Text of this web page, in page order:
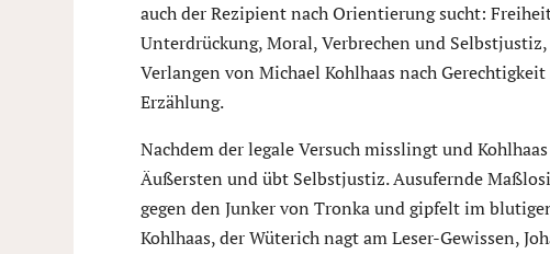
auch der Rezipient nach Orientierung sucht:
Unterdrückung, Moral, Verbrechen und
Verlangen von Michael Kohlhaas nach
Erzählung.
Nachdem der legale Versuch misslingt und
Äußersten und übt Selbstjustiz. Ausufernde
gegen den Junker von Tronka und gipfelt im
Kohlhaas, der Wüterich nagt am Leser-Gewissen,